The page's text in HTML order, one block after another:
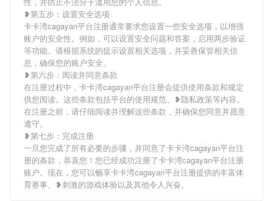
❥第五步：设置安全选项
卡卡湾cagayan平台注册通常要求您设置一些安全选项，以增强
账户的安全性。例如，可以设置安全问题和答案，启用两步验证
等功能。请根据系统的提示设置相关选项，并妥善保管相关信
息，确保您的账户安全。
❥第六步：阅读并同意条款
在注册过程中，卡卡湾cagayan平台注册会提供使用条款和规定
供您阅读。这些条款包括平台的使用规范、❥隐私政策等内容。
在注册之前，请仔细阅读并理解这些条款，并确保您同意并愿意
遵守。
❥第七步：完成注册
一旦您完成了所有必要的步骤，并同意了卡卡湾cagayan平台注
册的条款，恭喜您！您已经成功注册了卡卡湾cagayan平台注册
账户。现在，您可以畅享卡卡湾cagayan平台注册提供的丰富体
育赛事、❥刺激的游戏体验以及其他令人兴奋。